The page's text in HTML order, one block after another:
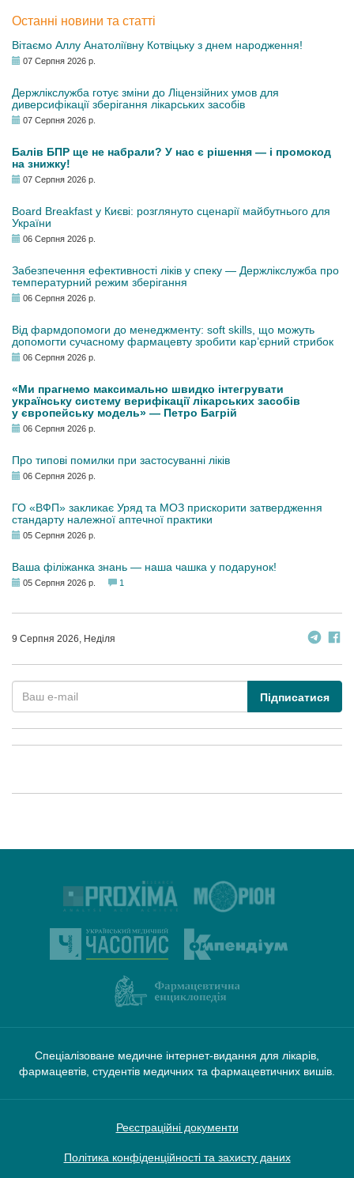
Останні новини та статті
Вітаємо Аллу Анатоліївну Котвіцьку з днем народження!
07 Серпня 2026 р.
Держлікслужба готує зміни до Ліцензійних умов для
диверсифікації зберігання лікарських засобів
07 Серпня 2026 р.
Балів БПР ще не набрали? У нас є рішення — і промокод
на знижку!
07 Серпня 2026 р.
Board Breakfast у Києві: розглянуто сценарії майбутнього для
України
06 Серпня 2026 р.
Забезпечення ефективності ліків у спеку — Держлікслужба про
температурний режим зберігання
06 Серпня 2026 р.
Від фармдопомоги до менеджменту: soft skills, що можуть
допомогти сучасному фармацевту зробити кар’єрний стрибок
06 Серпня 2026 р.
«Ми прагнемо максимально швидко інтегрувати
українську систему верифікації лікарських засобів
у європейську модель» — Петро Багрій
06 Серпня 2026 р.
Про типові помилки при застосуванні ліків
06 Серпня 2026 р.
ГО «ВФП» закликає Уряд та МОЗ прискорити затвердження
стандарту належної аптечної практики
05 Серпня 2026 р.
Ваша філіжанка знань — наша чашка у подарунок!
05 Серпня 2026 р. 1
9 Серпня 2026, Неділя
Підписатися
Спеціалізоване медичне інтернет-видання для лікарів,
фармацевтів, студентів медичних та фармацевтичних вишів.
Реєстраційні документи
Політика конфіденційності та захисту даних